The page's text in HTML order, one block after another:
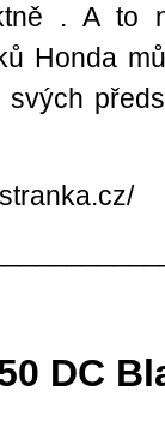
. A to
Honda
DC